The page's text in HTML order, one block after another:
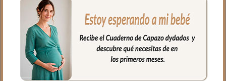
El relleno de la funda es de micro fibra
hueca para mayor confort del bebé y
muy buena transpirabilidad. Por el revés
un tejido rejilla 3D para una mejor
ventilación.